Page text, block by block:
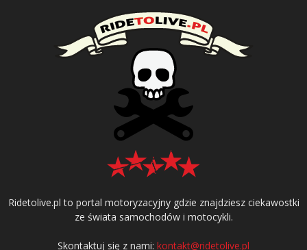
Ridetolive.pl to portal motoryzacyjny gdzie znajdziesz ciekawostki
ze świata samochodów i motocykli.
Skontaktuj się z nami: kontakt@ridetolive.pl